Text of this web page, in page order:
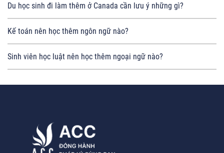
Du học sinh đi làm thêm ở Canada cần lưu ý những gì?
Kế toán nên học thêm ngôn ngữ nào?
Sinh viên học luật nên học thêm ngoại ngữ nào?